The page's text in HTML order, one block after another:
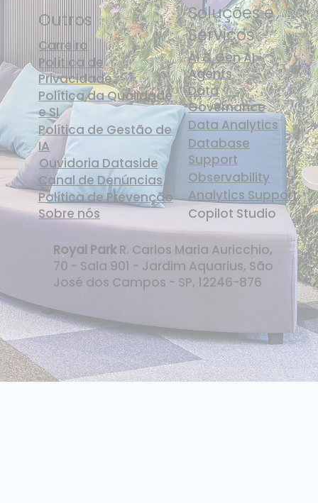
Soluções e
Serviços
AI & Gen AI
Agents
Data
Governance
Data Analytics
Database
Support
Observability
Analytics Support
Copilot Studio
Royal ParkR. Carlos Maria Auricchio,
70 - Sala 901 - Jardim Aquarius, São
José dos Campos - SP, 12246-876
Outros
Carreira
Política de
Privacidade
Política da Qualidade
e SI
Política de Gestão de
IA
Ouvidoria Dataside
Canal de Denúncias
Política de Prevenção
Sobre nós